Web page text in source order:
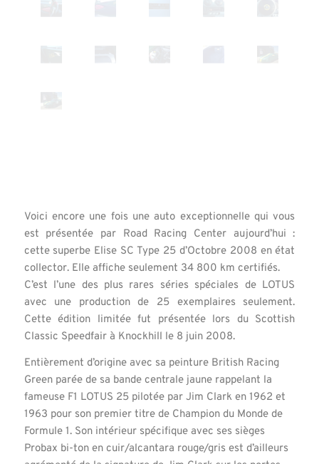
Voici encore une fois une auto exceptionnelle qui vous
est présentée par Road Racing Center aujourd’hui :
cette superbe Elise SC Type 25 d’Octobre 2008 en état
collector. Elle affiche seulement 34 800 km certifiés.
C’est l’une des plus rares séries spéciales de LOTUS
avec une production de 25 exemplaires seulement.
Cette édition limitée fut présentée lors du Scottish
Classic Speedfair à Knockhill le 8 juin 2008.
Entièrement d’origine avec sa peinture British Racing
Green parée de sa bande centrale jaune rappelant la
fameuse F1 LOTUS 25 pilotée par Jim Clark en 1962 et
1963 pour son premier titre de Champion du Monde de
Formule 1. Son intérieur spécifique avec ses sièges
Probax bi-ton en cuir/alcantara rouge/gris est d’ailleurs